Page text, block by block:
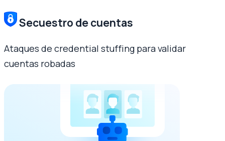
Secuestro de cuentas
Ataques de credential stuffing para validar
cuentas robadas